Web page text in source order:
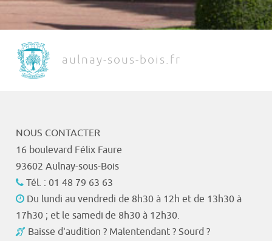
aulnay-sous-bois.fr
NOUS CONTACTER
16 boulevard Félix Faure
93602 Aulnay-sous-Bois
Tél. : 01 48 79 63 63
Du lundi au vendredi de 8h30 à 12h et de 13h30 à
17h30 ; et le samedi de 8h30 à 12h30.
Baisse d'audition ? Malentendant ? Sourd ?